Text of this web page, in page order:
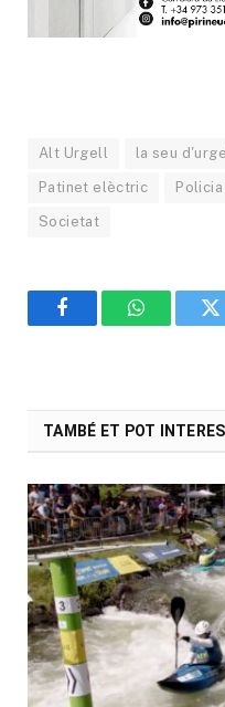
Alt Urgell la seu
Patinet elèctric
Societat
FacebookWhatsApp
TAMBÉ ET POT